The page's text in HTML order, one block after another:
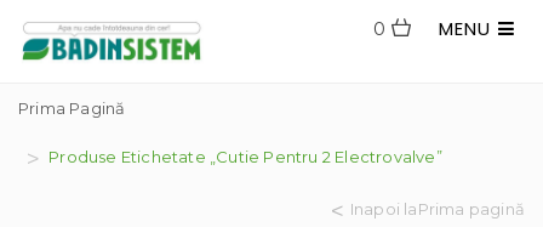
MENU
0
Prima Pagină
Produse Etichetate „cutie Pentru 2 Electrovalve”
Inapoi laPrima pagină